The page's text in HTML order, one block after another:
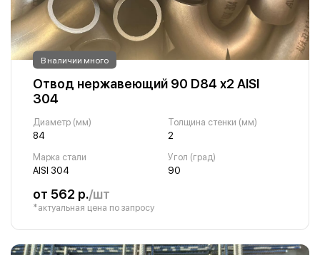
В наличии много
Отвод нержавеющий 90 D84 х2 AISI
304
Диаметр (мм)
84
Толщина стенки (мм)
2
Марка стали
AISI 304
Угол (град)
90
от 562 р./шт
*актуальная цена по запросу